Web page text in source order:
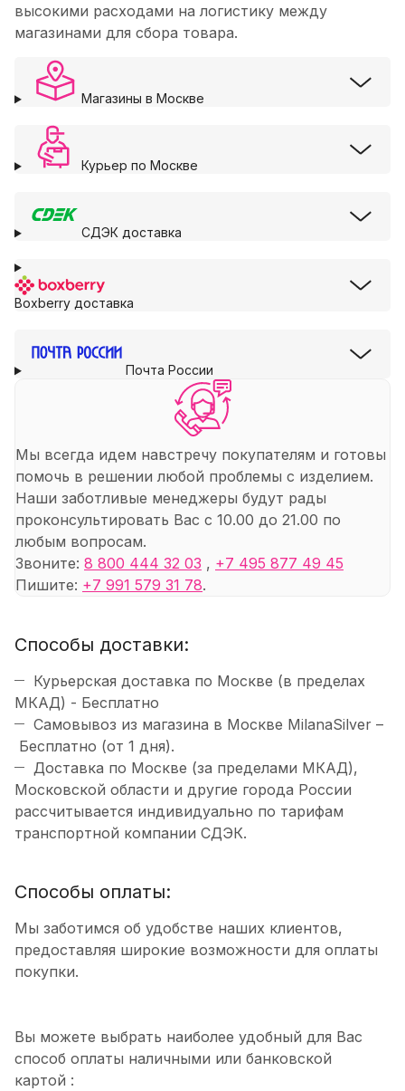
высокими расходами на логистику между
магазинами для сбора товара.
Магазины в Москве
Курьер по Москве
СДЭК доставка
Boxberry доставка
Почта России
Мы всегда идем навстречу покупателям и готовы
помочь в решении любой проблемы с изделием.
Наши заботливые менеджеры будут рады
проконсультировать Вас с 10.00 до 21.00 по
любым вопросам.
Звоните: 8 800 444 32 03 , +7 495 877 49 45
Пишите: +7 991 579 31 78.
Способы доставки:
Курьерская доставка по Москве (в пределах
МКАД) - Бесплатно
Самовывоз из магазина в Москве MilanaSilver –
Бесплатно (от 1 дня).
Доставка по Москве (за пределами МКАД),
Московской области и другие города России
рассчитывается индивидуально по тарифам
транспортной компании СДЭК.
Способы оплаты:
Мы заботимся об удобстве наших клиентов,
предоставляя широкие возможности для оплаты
покупки.
Вы можете выбрать наиболее удобный для Вас
способ оплаты наличными или банковской
картой :